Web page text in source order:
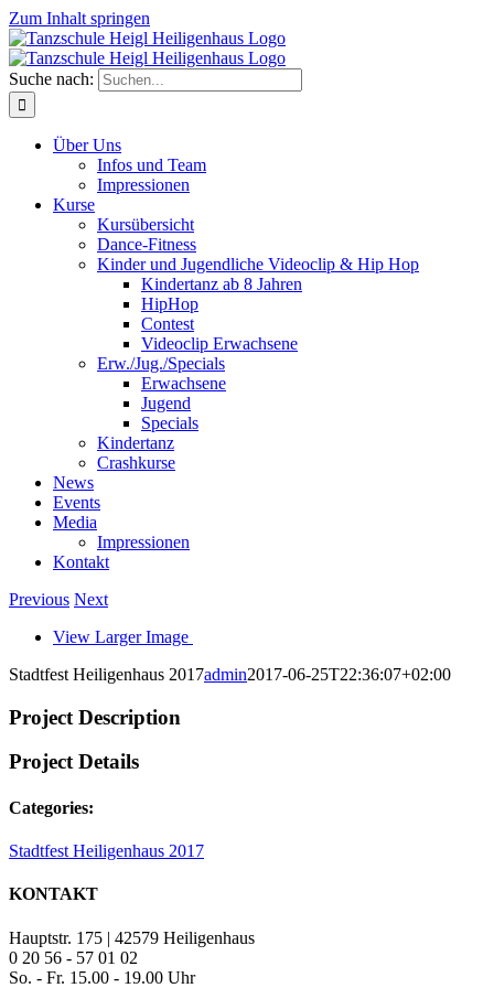
Zum Inhalt springen
Suche nach:
Über Uns
Infos und Team
Impressionen
Kurse
Kursübersicht
Dance-Fitness
Kinder und Jugendliche Videoclip & Hip Hop
Kindertanz ab 8 Jahren
HipHop
Contest
Videoclip Erwachsene
Erw./Jug./Specials
Erwachsene
Jugend
Specials
Kindertanz
Crashkurse
News
Events
Media
Impressionen
Kontakt
Previous Next
View Larger Image
Stadtfest Heiligenhaus 2017admin2017-06-25T22:36:07+02:00
Project Description
Project Details
Categories:
Stadtfest Heiligenhaus 2017
KONTAKT
Hauptstr. 175 | 42579 Heiligenhaus
0 20 56 - 57 01 02
So. - Fr. 15.00 - 19.00 Uhr